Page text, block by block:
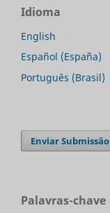
Idioma
English
Español (España)
Português (Brasil)
Enviar Submissão
Palavras-chave